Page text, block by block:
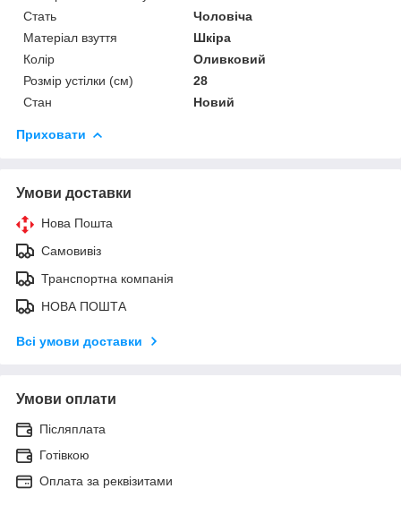
Стать
Чоловіча
Матеріал взуття
Шкіра
Колір
Оливковий
Розмір устілки (см)
28
Стан
Новий
Приховати
Умови доставки
Нова Пошта
Самовивіз
Транспортна компанія
НОВА ПОШТА
Всі умови доставки
Умови оплати
Післяплата
Готівкою
Оплата за реквізитами